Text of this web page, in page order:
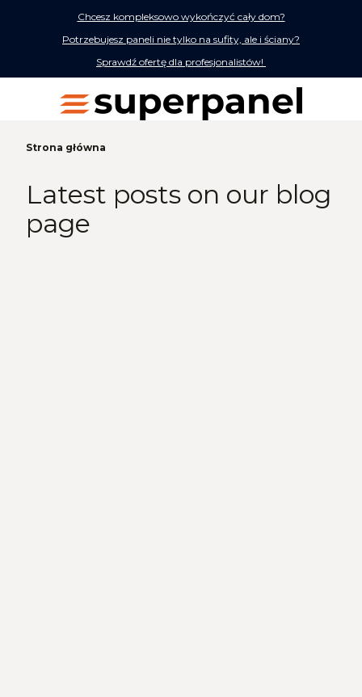
Chcesz kompleksowo wykończyć cały dom?
Potrzebujesz paneli nie tylko na sufity, ale i ściany?
Sprawdź ofertę dla profesjonalistów!
Strona główna
Latest posts on our blog
page